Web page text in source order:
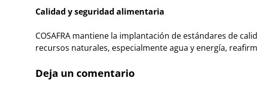
Calidad y seguridad alimentaria
COSAFRA mantiene la implantación de estándares de
recursos naturales, especialmente agua y energía,
Deja un comentario